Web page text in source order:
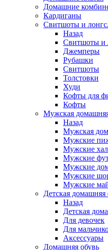
Домашние
Кардиганы
Свитшоты и
Назад
Свитшоты и
Джемперы
Рубашки
Свитшоты
Толстовки
Худи
Кофты для
Кофты
Мужская
Назад
Мужская
Мужские
Мужские
Мужские
Мужские
Мужские
Мужские
Детская домашняя
Назад
Детская
Для девочек
Для
Аксессуары
Домашняя обувь